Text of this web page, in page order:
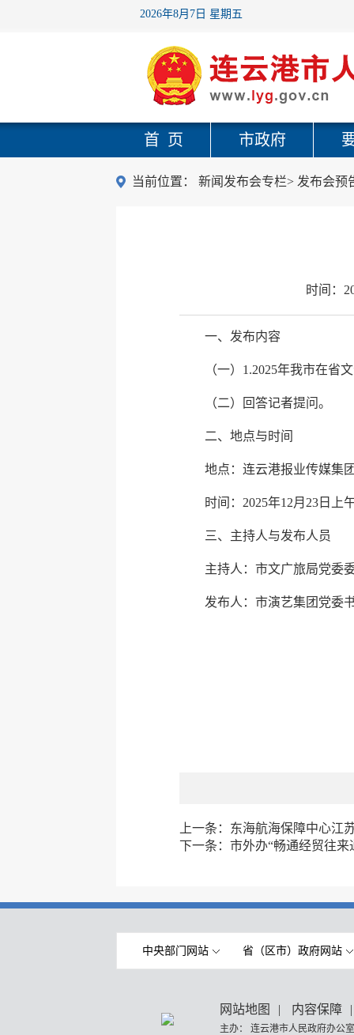
2026年8月7日 星期五
首 页 市政府
当前位置： 新闻发布会专栏> 发布会预
时间：
一、发布内容
（一）1.2025年我市在
（二）回答记者提问。
二、地点与时间
地点：连云港报业传媒集
时间：2025年12月23日上
三、主持人与发布人员
主持人：市文广旅局党委
发布人：市演艺集团党委
上一条： 东海航海保障中心江
下一条： 市外办“畅通经贸往
中央部门网站 省（区市）政府网站
网站地图 | 内容保障 |
主办： 连云港市人民政府办